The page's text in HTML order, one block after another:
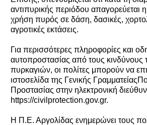
αντιπυρικής περιόδου απαγορεύεται
χρήση πυρός σε δάση, δασικές,
αγροτικές εκτάσεις.
Για περισσότερες πληροφορίες και
αυτοπροστασίας από τους κινδύνους
πυρκαγιών, οι πολίτες μπορούν να
ιστοσελίδα της Γενικής
Προστασίας στην ηλεκτρονική
https://civilprotection.gov.gr.
Η Π.Ε. Αργολίδας ενημερώνει τους